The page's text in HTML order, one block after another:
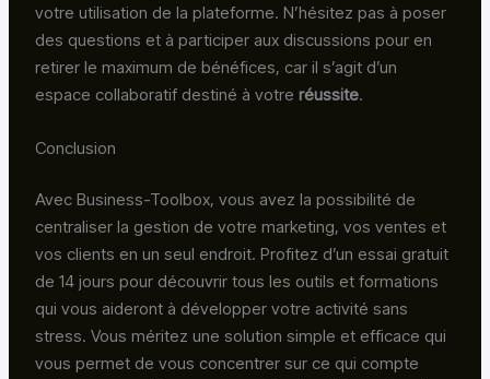
votre utilisation de la plateforme. N’hésitez pas à poser
des questions et à participer aux discussions pour en
retirer le maximum de bénéfices, car il s’agit d’un
espace collaboratif destiné à votreréussite.
Conclusion
Avec Business-Toolbox, vous avez la possibilité de
centraliser la gestion de votre marketing, vos ventes et
vos clients en un seul endroit. Profitez d’un essai gratuit
de 14 jours pour découvrir tous les outils et formations
qui vous aideront à développer votre activité sans
stress. Vous méritez une solution simple et efficace qui
vous permet de vous concentrer sur ce qui compte